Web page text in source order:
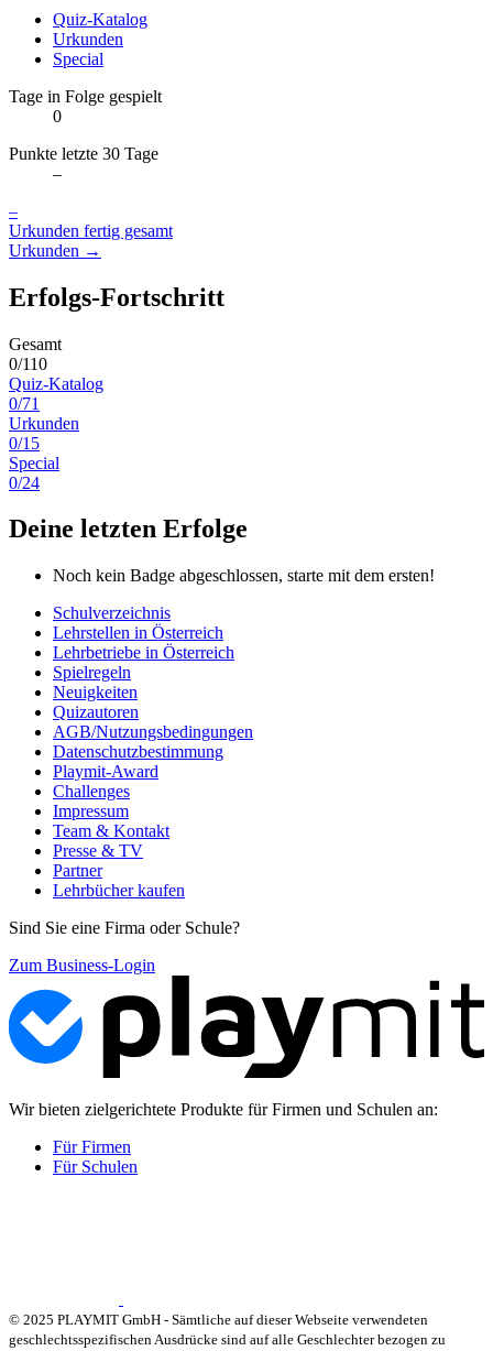
Quiz-Katalog
Urkunden
Special
Tage in Folge gespielt
0
Punkte letzte 30 Tage
–
–
Urkunden fertig gesamt
Urkunden →
Erfolgs-Fortschritt
Gesamt
0/110
Quiz-Katalog
0/71
Urkunden
0/15
Special
0/24
Deine letzten Erfolge
Noch kein Badge abgeschlossen, starte mit dem ersten!
Schulverzeichnis
Lehrstellen in Österreich
Lehrbetriebe in Österreich
Spielregeln
Neuigkeiten
Quizautoren
AGB/Nutzungsbedingungen
Datenschutzbestimmung
Playmit-Award
Challenges
Impressum
Team & Kontakt
Presse & TV
Partner
Lehrbücher kaufen
Sind Sie eine Firma oder Schule?
Zum Business-Login
Wir bieten zielgerichtete Produkte für Firmen und Schulen an:
Für Firmen
Für Schulen
© 2025 PLAYMIT GmbH - Sämtliche auf dieser Webseite verwendeten
geschlechtsspezifischen Ausdrücke sind auf alle Geschlechter bezogen zu